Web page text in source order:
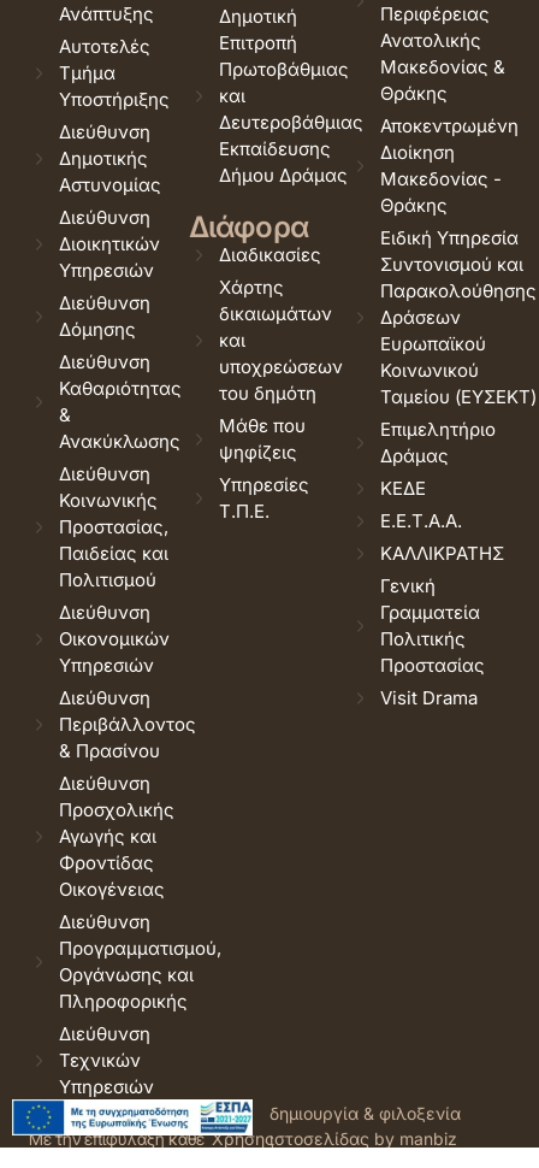
Ανάπτυξης
Αυτοτελές
Τμήμα
Υποστήριξης
Διεύθυνση
Δημοτικής
Αστυνομίας
Διεύθυνση
Διοικητικών
Υπηρεσιών
Διεύθυνση
Δόμησης
Διεύθυνση
Καθαριότητας
&
Ανακύκλωσης
Διεύθυνση
Κοινωνικής
Προστασίας,
Παιδείας και
Πολιτισμού
Διεύθυνση
Οικονομικών
Υπηρεσιών
Διεύθυνση
Περιβάλλοντος
& Πρασίνου
Διεύθυνση
Προσχολικής
Αγωγής και
Φροντίδας
Οικογένειας
Διεύθυνση
Προγραμματισμού,
Οργάνωσης και
Πληροφορικής
Διεύθυνση
Τεχνικών
Υπηρεσιών
Δημοτική
Επιτροπή
Πρωτοβάθμιας
και
Δευτεροβάθμιας
Εκπαίδευσης
Δήμου Δράμας
Διάφορα
Διαδικασίες
Χάρτης
δικαιωμάτων
και
υποχρεώσεων
του δημότη
Μάθε που
ψηφίζεις
Υπηρεσίες
Τ.Π.Ε.
Περιφέρειας
Ανατολικής
Μακεδονίας &
Θράκης
Αποκεντρωμένη
Διοίκηση
Μακεδονίας -
Θράκης
Ειδική Υπηρεσία
Συντονισμού και
Παρακολούθησης
Δράσεων
Ευρωπαϊκού
Κοινωνικού
Ταμείου (ΕΥΣΕΚΤ)
Επιμελητήριο
Δράμας
ΚΕΔΕ
Ε.Ε.Τ.Α.Α.
ΚΑΛΛΙΚΡΑΤΗΣ
Γενική
Γραμματεία
Πολιτικής
Προστασίας
Visit Drama
© 2026 Δήμος Δράμας.
Με την επιφύλαξη κάθε
Όροι
Χρήσης
δημιουργία & φιλοξενία
ιστοσελίδας by manbiz